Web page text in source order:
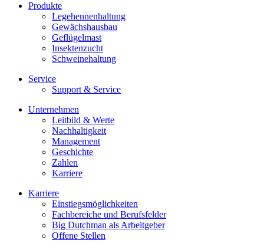
Produkte
Legehennenhaltung
Gewächshausbau
Geflügelmast
Insektenzucht
Schweinehaltung
Service
Support & Service
Unternehmen
Leitbild & Werte
Nachhaltigkeit
Management
Geschichte
Zahlen
Karriere
Karriere
Einstiegsmöglichkeiten
Fachbereiche und Berufsfelder
Big Dutchman als Arbeitgeber
Offene Stellen